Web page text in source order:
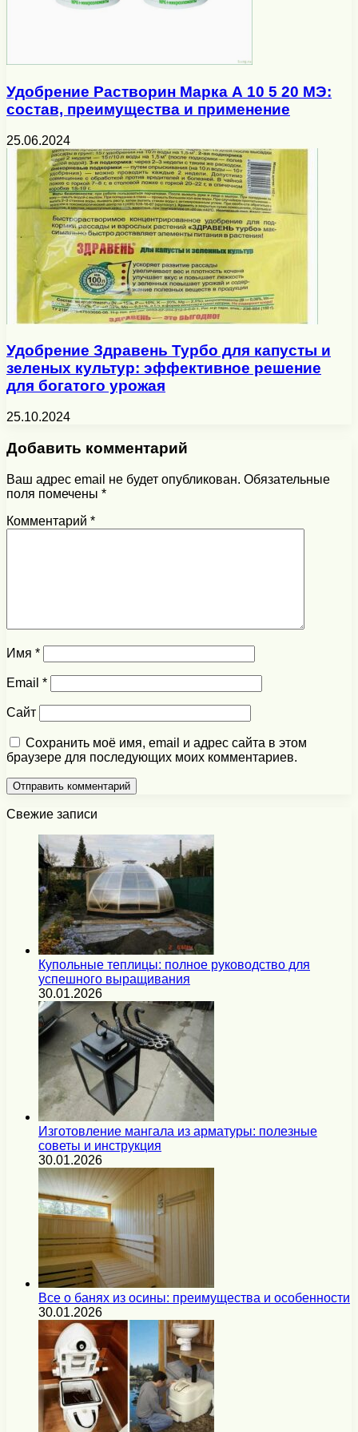
Удобрение Растворин Марка А 10 5 20 МЭ:
состав, преимущества и применение
25.06.2024
Удобрение Здравень Турбо для капусты и
зеленых культур: эффективное решение
для богатого урожая
25.10.2024
Добавить комментарий
Ваш адрес email не будет опубликован. Обязательные
поля помечены *
Комментарий *
Имя *
Email *
Сайт
Сохранить моё имя, email и адрес сайта в этом
браузере для последующих моих комментариев.
Свежие записи
Купольные теплицы: полное руководство для
успешного выращивания
30.01.2026
Изготовление мангала из арматуры: полезные
советы и инструкция
30.01.2026
Все о банях из осины: преимущества и особенности
30.01.2026